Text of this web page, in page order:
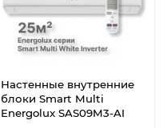
Настенные внутренние
блоки Smart Multi
Energolux SAS09M3-AI